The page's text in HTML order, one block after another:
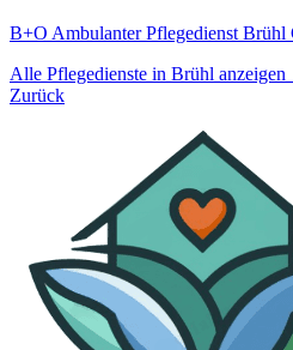
B+O Ambulanter Pflegedienst Brühl
Alle Pflegedienste in Brühl
Zurück